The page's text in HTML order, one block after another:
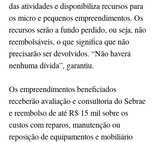
das atividades e disponibiliza recursos para
os micro e pequenos empreendimentos. Os
recursos serão a fundo perdido, ou seja, não
reembolsáveis, o que significa que não
precisarão ser devolvidos. “Não haverá
nenhuma dívida”, garantiu.
Os empreendimentos beneficiados
receberão avaliação e consultoria do Sebrae
e reembolso de até R$ 15 mil sobre os
custos com reparos, manutenção ou
reposição de equipamentos e mobiliário